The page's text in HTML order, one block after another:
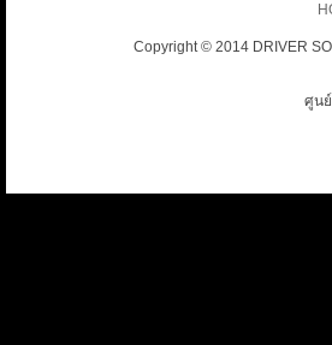
Copyright © 2014 DRIVER
ศูนย์